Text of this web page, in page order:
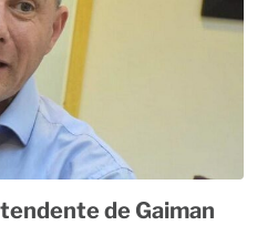
de Gaiman